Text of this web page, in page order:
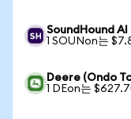
SoundHound AI
1 SOUNon는
Deere (Ondo
1 DEon는